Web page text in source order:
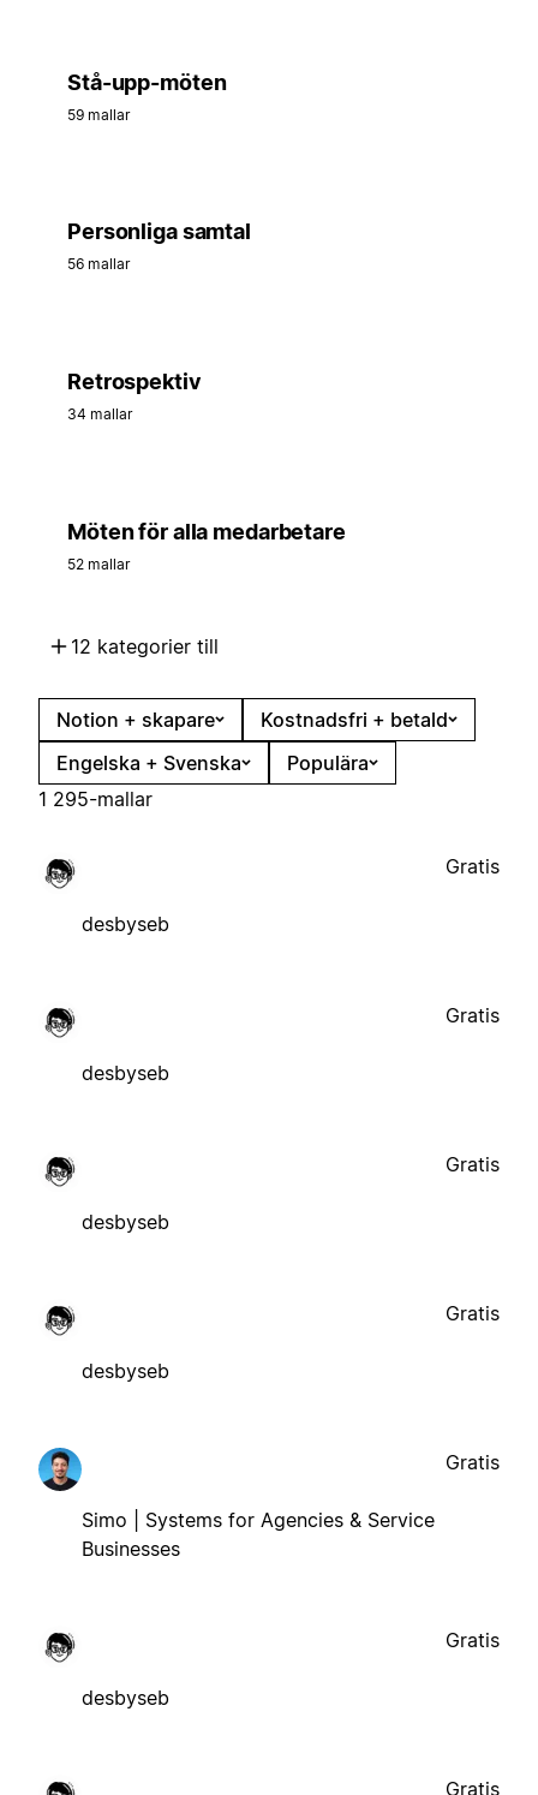
Stå-upp-möten
59 mallar
Personliga samtal
56 mallar
Retrospektiv
34 mallar
Möten för alla medarbetare
52 mallar
12 kategorier till
Notion + skapare
Kostnadsfri + betald
Engelska + Svenska
Populära
1 295-mallar
desbyseb
Gratis
desbyseb
Gratis
desbyseb
Gratis
desbyseb
Gratis
Simo | Systems for Agencies & Service
Businesses
Gratis
desbyseb
Gratis
Gratis